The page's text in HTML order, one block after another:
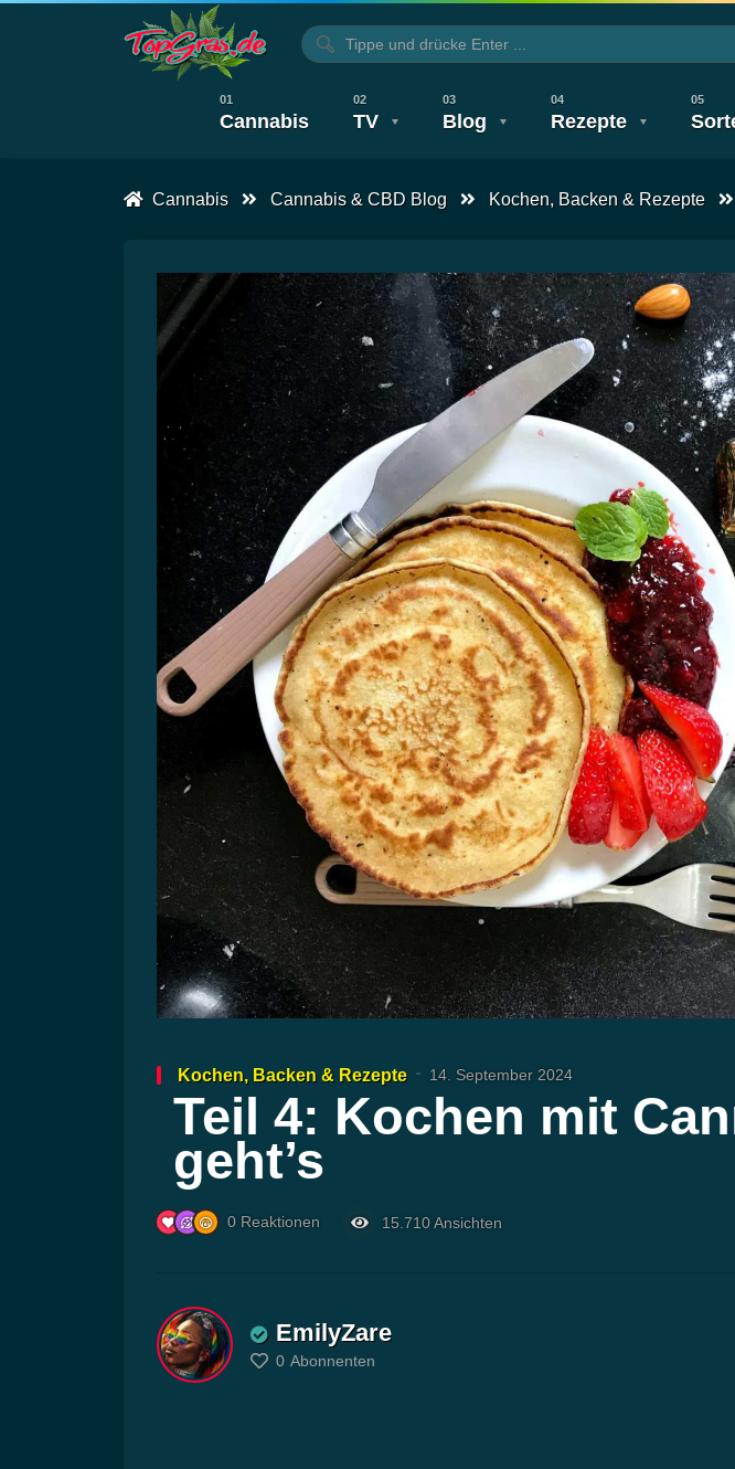
Cannabis TV Blog
Anbauen
Rezepte
Cannabis Cannabis & CBD Blog Kochen, Backen & Rezepte
Kochen, Backen & Rezepte 14. September 2024
Teil 4: Kochen mit
geht’s
0 Reaktionen 15.710Ansichten
EmilyZare
0 Abonnenten